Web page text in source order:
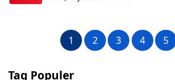
1 2 3 4 5
Tag Populer